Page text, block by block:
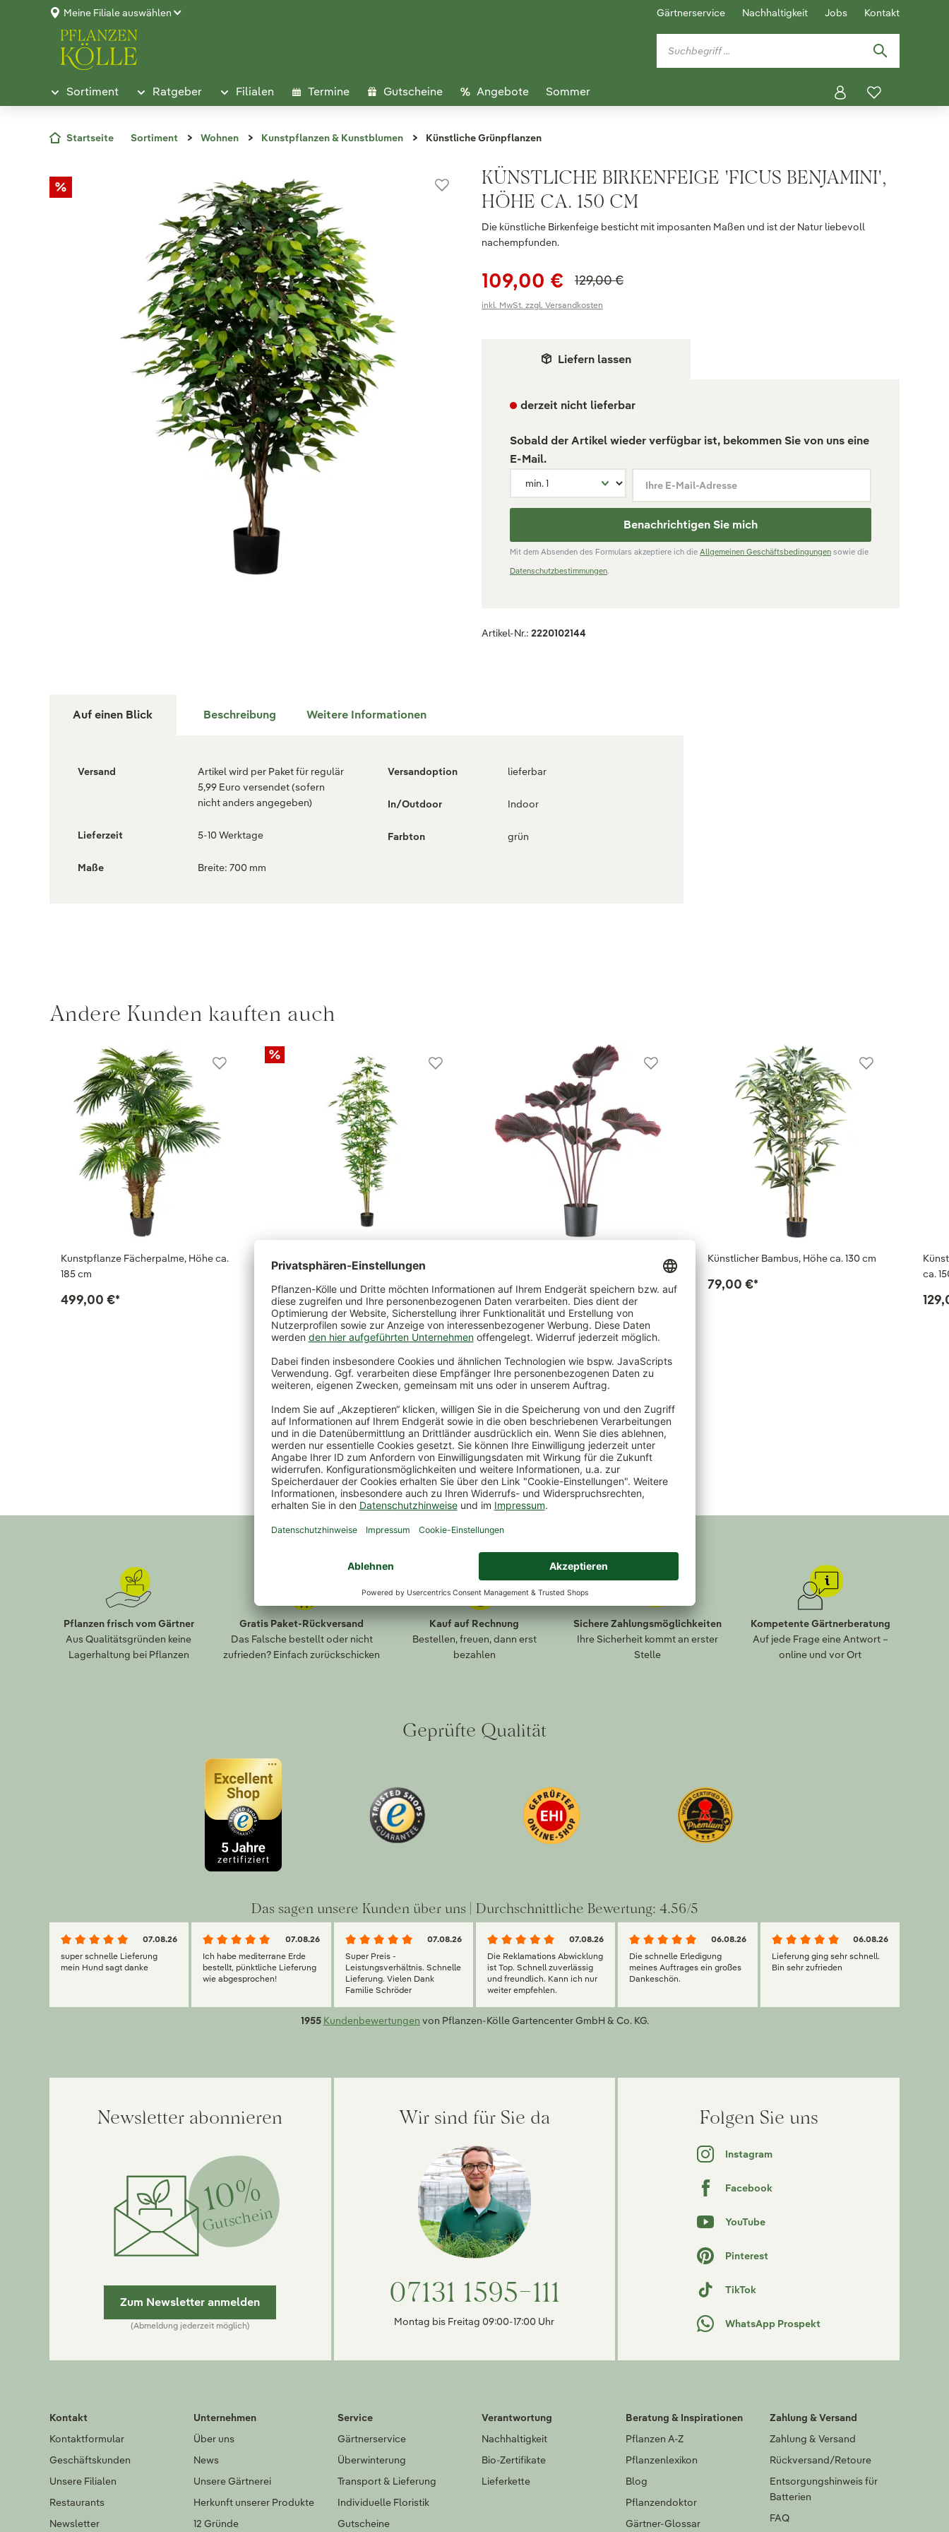
Meine Filiale auswählen Gärtnerservice Nachhaltigkeit Jobs Kontakt
Sortiment Ratgeber Filialen Termine Gutscheine Angebote Sommer
Startseite Sortiment Wohnen Kunstpflanzen & Kunstblumen Künstliche Grünpflanzen
KÜNSTLICHE BIRKENFEIGE 'FICUS BENJAMINI',
HÖHE CA. 150 CM
Die künstliche Birkenfeige besticht mit imposanten Maßen und ist der Natur liebevoll
nachempfunden.
109,00 € 129,00 €
inkl. MwSt. zzgl. Versandkosten
Liefern lassen
derzeit nicht lieferbar
Sobald der Artikel wieder verfügbar ist, bekommen Sie von uns eine
E-Mail.
Ihre E-Mail-Adresse
Benachrichtigen Sie mich
Mit dem Absenden des Formulars akzeptiere ich die Allgemeinen Geschäftsbedingungen sowie die
Datenschutzbestimmungen.
Artikel-Nr.: 2220102144
Auf einen Blick Beschreibung Weitere Informationen
Versand
Artikel wird per Paket für regulär
5,99 Euro versendet (sofern
nicht anders angegeben)
Lieferzeit 5-10 Werktage
Maße Breite: 700 mm
Versandoption lieferbar
In/Outdoor Indoor
Farbton grün
Andere Kunden kauften auch
Kunstpflanze Fächerpalme, Höhe ca.
185 cm
499,00 €*
Kunstpflanze Zierhanfpflanze, Höhe
ca. 210 cm
209,00 €*
229,00 €*
189,00 €*
Künstlicher Bambus, Höhe ca. 130 cm
79,00 €*
ca.
Pflanzen frisch vom Gärtner
Aus Qualitätsgründen keine
Lagerhaltung bei Pflanzen
Gratis Paket-Rückversand
Das Falsche bestellt oder nicht
zufrieden? Einfach zurückschicken
Kauf auf Rechnung
Bestellen, freuen, dann erst
bezahlen
Sichere Zahlungsmöglichkeiten
Ihre Sicherheit kommt an erster
Stelle
Kompetente Gärtnerberatung
Auf jede Frage eine Antwort –
online und vor Ort
Geprüfte Qualität
Das sagen unsere Kunden über uns | Durchschnittliche Bewertung: 4.56/5
07.08.26
super schnelle Lieferung
mein Hund sagt danke
07.08.26
Ich habe mediterrane Erde
bestellt, pünktliche Lieferung
wie abgesprochen!
07.08.26
Super Preis -
Leistungsverhältnis. Schnelle
Lieferung. Vielen Dank
Familie Schröder
07.08.26
Die Reklamations Abwicklung
ist Top. Schnell zuverlässig
und freundlich. Kann ich nur
weiter empfehlen.
06.08.26
Die schnelle Erledigung
meines Auftrages ein großes
Dankeschön.
06.08.26
Lieferung ging sehr schnell.
Bin sehr zufrieden
1955 Kundenbewertungen von Pflanzen-Kölle Gartencenter GmbH & Co. KG.
Newsletter abonnieren
10%
Gutschein
Zum Newsletter anmelden
(Abmeldung jederzeit möglich)
Wir sind für Sie da
07131 1595-111
Montag bis Freitag 09:00-17:00 Uhr
Folgen Sie uns
Instagram
Facebook
YouTube
Pinterest
TikTok
WhatsApp Prospekt
Kontakt
Kontaktformular
Geschäftskunden
Unsere Filialen
Restaurants
Newsletter
Unternehmen
Über uns
News
Unsere Gärtnerei
Herkunft unserer Produkte
12 Gründe
Service
Gärtnerservice
Überwinterung
Transport & Lieferung
Individuelle Floristik
Gutscheine
Verantwortung
Nachhaltigkeit
Bio-Zertifikate
Lieferkette
Beratung & Inspirationen
Pflanzen A-Z
Pflanzenlexikon
Blog
Pflanzendoktor
Gärtner-Glossar
Zahlung & Versand
Zahlung & Versand
Rückversand/Retoure
Entsorgungshinweis für
Batterien
FAQ